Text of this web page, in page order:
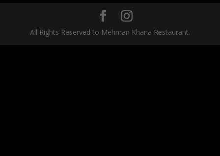
All Rights Reserved to Mehman Khana Restaurant.